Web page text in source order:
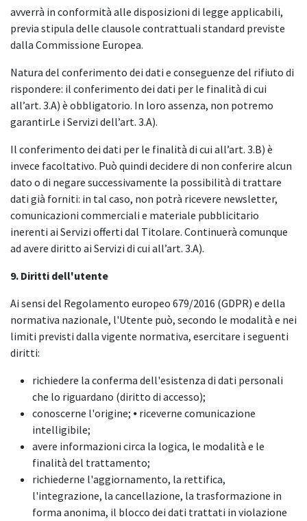
avverrà in conformità alle disposizioni di legge applicabili,
previa stipula delle clausole contrattuali standard previste
dalla Commissione Europea.
Natura del conferimento dei dati e conseguenze del rifiuto di
rispondere: il conferimento dei dati per le finalità di cui
all’art. 3.A) è obbligatorio. In loro assenza, non potremo
garantirLe i Servizi dell’art. 3.A).
Il conferimento dei dati per le finalità di cui all’art. 3.B) è
invece facoltativo. Può quindi decidere di non conferire alcun
dato o di negare successivamente la possibilità di trattare
dati già forniti: in tal caso, non potrà ricevere newsletter,
comunicazioni commerciali e materiale pubblicitario
inerenti ai Servizi offerti dal Titolare. Continuerà comunque
ad avere diritto ai Servizi di cui all’art. 3.A).
9. Diritti dell'utente
Ai sensi del Regolamento europeo 679/2016 (GDPR) e della
normativa nazionale, l'Utente può, secondo le modalità e nei
limiti previsti dalla vigente normativa, esercitare i seguenti
diritti:
richiedere la conferma dell'esistenza di dati personali
che lo riguardano (diritto di accesso);
conoscerne l'origine; ⦁ riceverne comunicazione
intelligibile;
avere informazioni circa la logica, le modalità e le
finalità del trattamento;
richiederne l'aggiornamento, la rettifica,
l'integrazione, la cancellazione, la trasformazione in
forma anonima, il blocco dei dati trattati in violazione